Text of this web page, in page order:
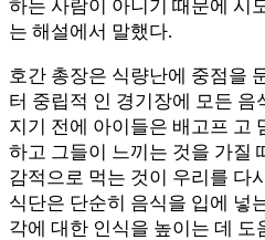
하는 사람이 아니기 때문에 시
는 해설에서 말했다.
호간 총장은 식량난에 중점을
터 중립적 인 경기장에 모든 음
지기 전에 아이들은 배고프 고
하고 그들이 느끼는 것을 가질
감적으로 먹는 것이 우리를 다
식단은 단순히 음식을 입에 넣
각에 대한 인식을 높이는 데 도